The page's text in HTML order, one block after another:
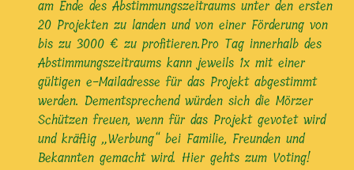
am Ende des Abstimmungszeitraums unter den ersten
20 Projekten zu landen und von einer Förderung von
bis zu 3000 € zu profitieren.Pro Tag innerhalb des
Abstimmungszeitraums kann jeweils 1x mit einer
gültigen e-Mailadresse für das Projekt abgestimmt
werden. Dementsprechend würden sich die Mörzer
Schützen freuen, wenn für das Projekt gevotet wird
und kräftig „Werbung“ bei Familie, Freunden und
Bekannten gemacht wird. Hier gehts zum Voting!